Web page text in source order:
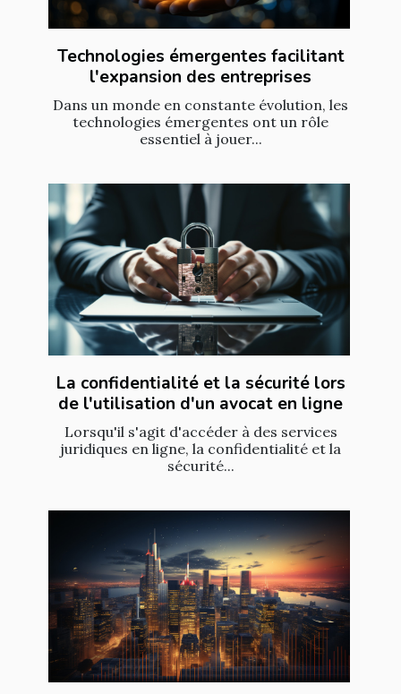
Technologies émergentes facilitant
l'expansion des entreprises
Dans un monde en constante évolution, les
technologies émergentes ont un rôle
essentiel à jouer...
La confidentialité et la sécurité lors
de l'utilisation d'un avocat en ligne
Lorsqu'il s'agit d'accéder à des services
juridiques en ligne, la confidentialité et la
sécurité...